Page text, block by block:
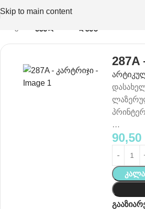
Skip to main content
287A
…
90,50